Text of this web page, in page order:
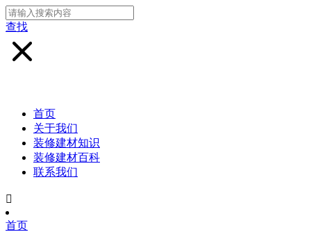
查找
首页
关于我们
装修建材知识
装修建材百科
联系我们

首页